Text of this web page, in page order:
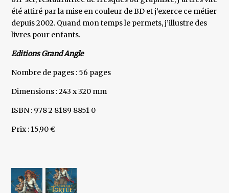
été attiré par la mise en couleur de BD et j’exerce ce métier
depuis 2002. Quand mon temps le permets, j’illustre des
livres pour enfants.
Editions Grand Angle
Nombre de pages : 56 pages
Dimensions : 243 x 320 mm
ISBN : 978 2 8189 8851 0
Prix : 15,90 €